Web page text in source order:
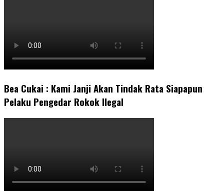
Bea Cukai : Kami Janji Akan Tindak Rata Siapapun
Pelaku Pengedar Rokok Ilegal